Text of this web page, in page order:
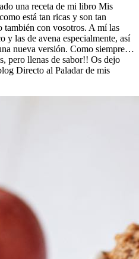
una receta de mi libro Mis
está tan ricas y son tan
también con vosotros. A mí las
y las de avena especialmente, así
nueva versión. Como siempre…
pero llenas de sabor!! Os dejo
Directo al Paladar de mis